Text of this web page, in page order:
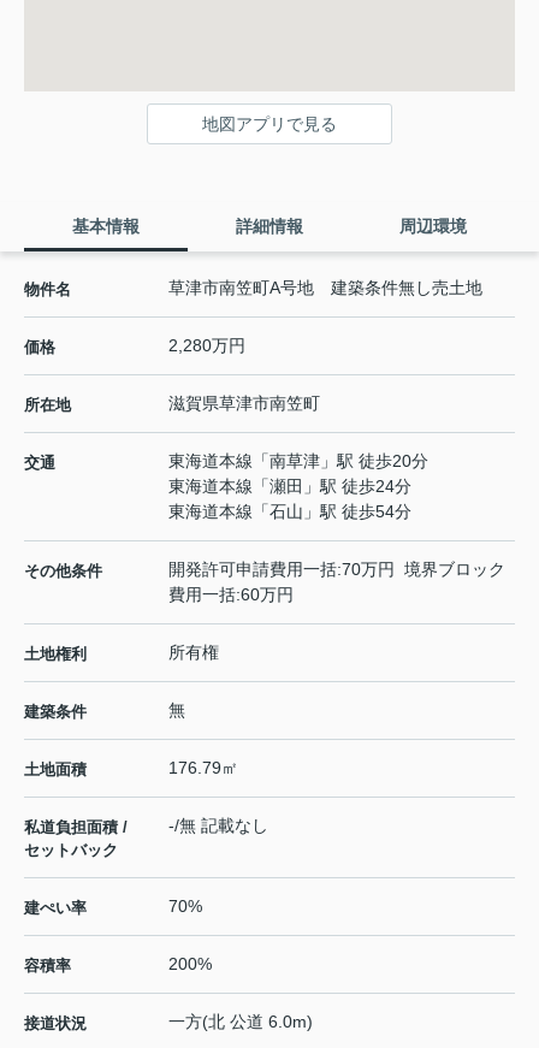
地図アプリで見る
基本情報 詳細情報 周辺環境
物件名 草津市南笠町A号地 建築条件無し売土地
価格 2,280万円
所在地 滋賀県草津市南笠町
交通 東海道本線 「南草津 」駅 徒歩20分
東海道本線 「瀬田 」駅 徒歩24分
東海道本線 「石山 」駅 徒歩54分
その他条件
開発許可申請費用一括:70万円 境界ブロック
費用一括:60万円
土地権利 所有権
建築条件 無
土地面積 176.79㎡
私道負担面積 /
セットバック
-/無 記載なし
建ぺい率 70%
容積率 200%
接道状況 一方(北 公道 6.0m)